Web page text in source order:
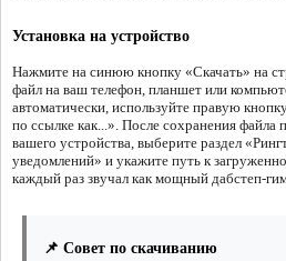
Установка на устройство
Нажмите на синюю кнопку «Скачать» на
файл на ваш телефон, планшет или
автоматически, используйте правую
по ссылке как...». После сохранения файла
вашего устройства, выберите раздел
уведомлений» и укажите путь к
каждый раз звучал как мощный дабстеп-
📌 Совет по скачиванию